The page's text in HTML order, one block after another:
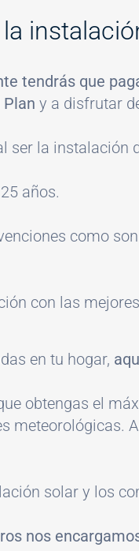
tendrás que
y a disfrutar
ser la instalación
años.
como
con las
en tu hogar,
obtengas el
meteorológicas.
solar y los
nos